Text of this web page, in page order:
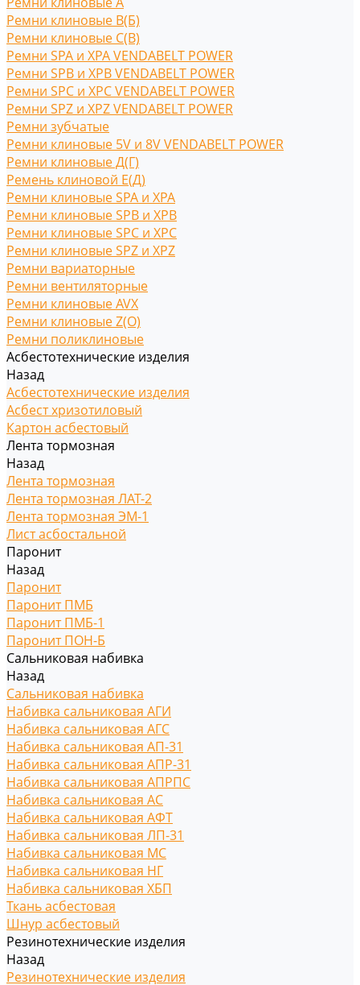
Ремни клиновые В(Б)
Ремни клиновые С(B)
Ремни SPA и XPA VENDABELT POWER
Ремни SPB и XPB VENDABELT POWER
Ремни SPC и XPC VENDABELT POWER
Ремни SPZ и XPZ VENDABELT POWER
Ремни зубчатые
Ремни клиновые 5V и 8V VENDABELT POWER
Ремни клиновые Д(Г)
Ремень клиновой Е(Д)
Ремни клиновые SPA и XPA
Ремни клиновые SPB и XPB
Ремни клиновые SPC и XPC
Ремни клиновые SPZ и XPZ
Ремни вариаторные
Ремни вентиляторные
Ремни клиновые AVX
Ремни клиновые Z(O)
Ремни поликлиновые
Асбестотехнические изделия
Назад
Асбестотехнические изделия
Асбест хризотиловый
Картон асбестовый
Лента тормозная
Назад
Лента тормозная
Лента тормозная ЛАТ-2
Лента тормозная ЭМ-1
Лист асбостальной
Паронит
Назад
Паронит
Паронит ПМБ
Паронит ПМБ-1
Паронит ПОН-Б
Сальниковая набивка
Назад
Сальниковая набивка
Набивка сальниковая АГИ
Набивка сальниковая АГС
Набивка сальниковая АП-31
Набивка сальниковая АПР-31
Набивка сальниковая АПРПС
Набивка сальниковая АС
Набивка сальниковая АФТ
Набивка сальниковая ЛП-31
Набивка сальниковая МС
Набивка сальниковая НГ
Набивка сальниковая ХБП
Ткань асбестовая
Шнур асбестовый
Резинотехнические изделия
Назад
Резинотехнические изделия